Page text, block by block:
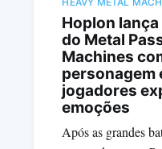
Hoplon
do Metal
Machines
personagem
jogadores
emoções
Após as grandes